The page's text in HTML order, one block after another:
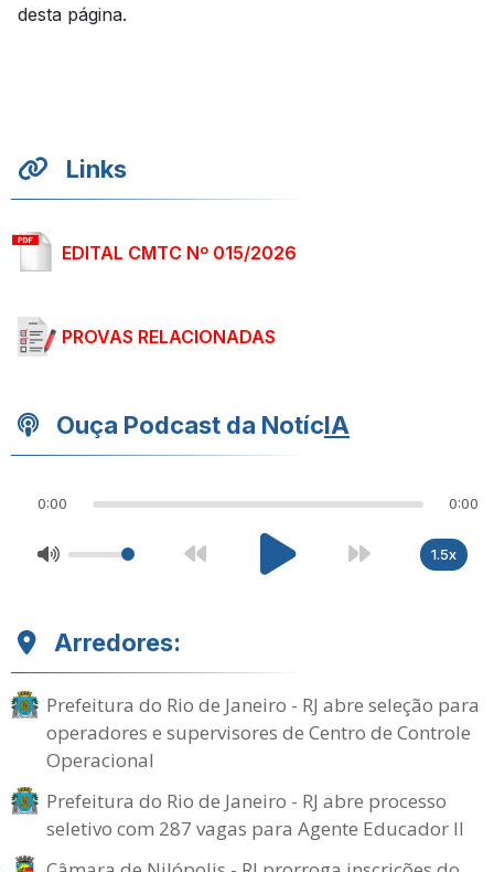
desta página.
Links
EDITAL CMTC Nº 015/2026
PROVAS RELACIONADAS
Ouça Podcast da NotícIA
0:00 0:00
1.5x
Arredores:
Prefeitura do Rio de Janeiro - RJ abre seleção para
operadores e supervisores de Centro de Controle
Operacional
Prefeitura do Rio de Janeiro - RJ abre processo
seletivo com 287 vagas para Agente Educador II